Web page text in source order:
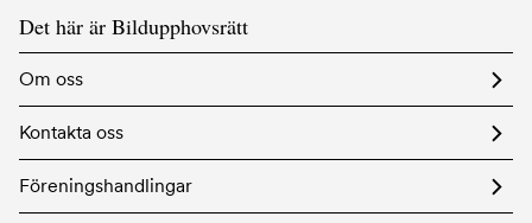
Det här är Bildupphovsrätt
Om oss
Kontakta oss
Föreningshandlingar